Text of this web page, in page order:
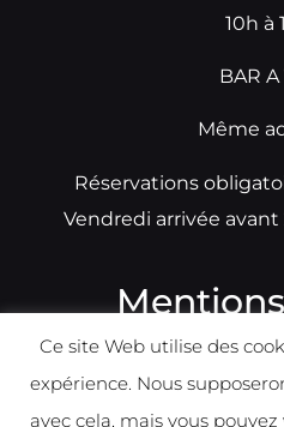
10h à
BAR A
Même
Réservations
Vendredi arrivée
Ce site Web utilise des
expérience. Nous
avec cela, mais vous